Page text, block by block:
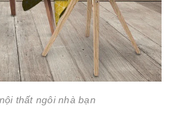
thất ngôi nhà bạn